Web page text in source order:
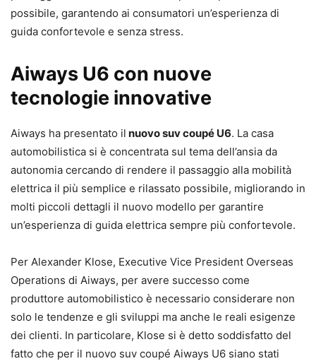
possibile, garantendo ai consumatori un’esperienza di
guida confortevole e senza stress.
Aiways U6 con nuove
tecnologie innovative
Aiways ha presentato il nuovo suv coupé U6. La casa
automobilistica si è concentrata sul tema dell’ansia da
autonomia cercando di rendere il passaggio alla mobilità
elettrica il più semplice e rilassato possibile, migliorando in
molti piccoli dettagli il nuovo modello per garantire
un’esperienza di guida elettrica sempre più confortevole.
Per Alexander Klose, Executive Vice President Overseas
Operations di Aiways, per avere successo come
produttore automobilistico è necessario considerare non
solo le tendenze e gli sviluppi ma anche le reali esigenze
dei clienti. In particolare, Klose si è detto soddisfatto del
fatto che per il nuovo suv coupé Aiways U6 siano stati